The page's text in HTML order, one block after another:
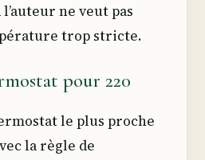
ne veut pas
trop stricte.
pour 220
le plus proche
la règle de